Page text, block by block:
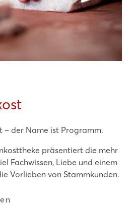
– der Name ist Programm.
präsentiert die mehr
Fachwissen, Liebe und einem
Vorlieben von Stammkunden.